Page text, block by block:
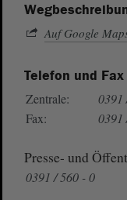
Auf Google
Telefon und Fax
Zentrale:
0391
Fax:
0391
Presse- und
0391 / 560 - 0